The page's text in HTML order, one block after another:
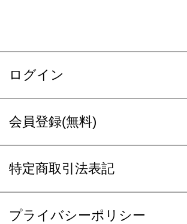
ログイン
会員登録(無料)
特定商取引法表記
プライバシーポリシー